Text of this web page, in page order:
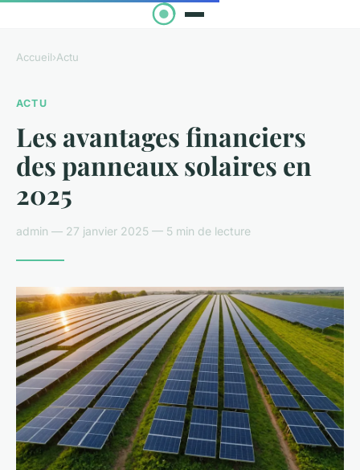
Accueil›Actu
ACTU
Les avantages financiers
des panneaux solaires en
2025
admin — 27 janvier 2025 — 5 min de lecture